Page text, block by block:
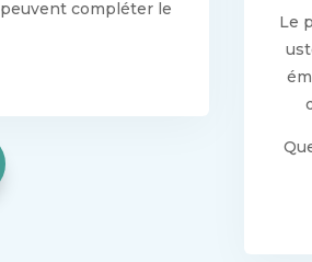
compléter le
Le